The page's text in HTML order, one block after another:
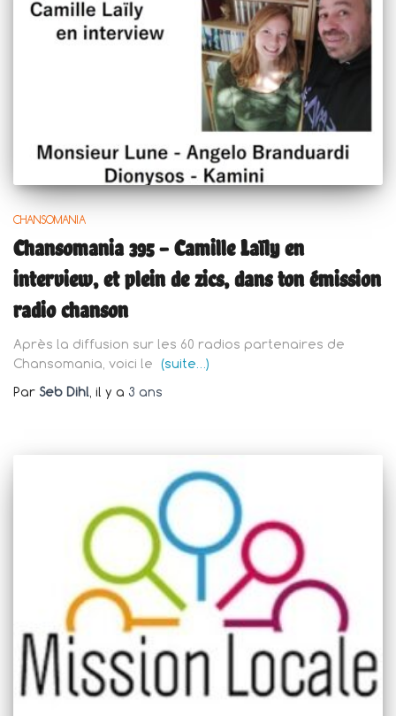
CHANSOMANIA
Chansomania 395 – Camille Laïly en
interview, et plein de zics, dans ton émission
radio chanson
Après la diffusion sur les 60 radios partenaires de
Chansomania, voici le (suite…)
Par Seb Dihl, il y a 3 ans